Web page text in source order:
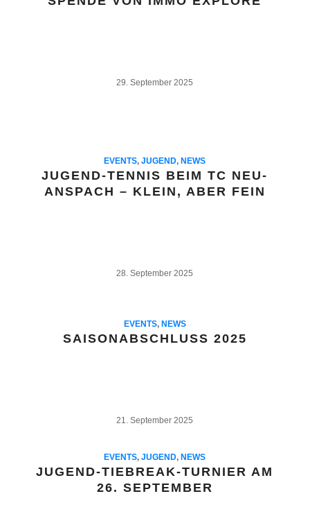
29. September 2025
EVENTS,JUGEND,NEWS
JUGEND-TENNIS BEIM TC NEU-
ANSPACH – KLEIN, ABER FEIN
28. September 2025
EVENTS, NEWS
SAISONABSCHLUSS 2025
21. September 2025
EVENTS,JUGEND,NEWS
JUGEND-TIEBREAK-TURNIER AM
26. SEPTEMBER